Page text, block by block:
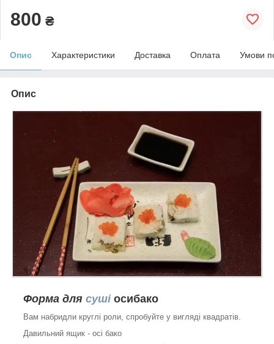
800 ₴
Опис Характеристики Доставка Оплата Умови
Опис
Форма для суші осибако
Вам набридли круглі роли, спробуйте у вигляді квадратів.
Давильний ящик - осі бако